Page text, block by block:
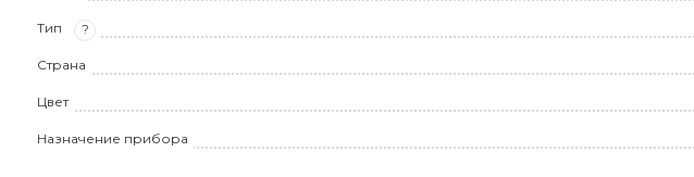
Тип ?
Страна
Цвет
Назначение прибора